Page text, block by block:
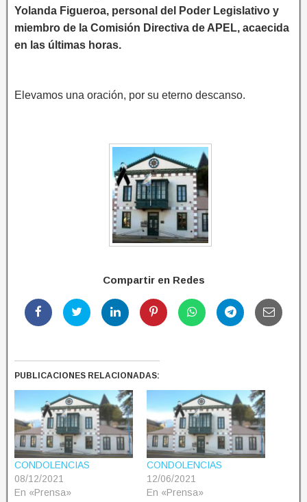
Yolanda Figueroa, personal del Poder Legislativo y
miembro de la Comisión Directiva de APEL, acaecida
en las últimas horas.
Elevamos una oración, por su eterno descanso.
Compartir en Redes
PUBLICACIONES RELACIONADAS:
CONDOLENCIAS
08/12/2021
En «Prensa»
CONDOLENCIAS
12/06/2021
En «Prensa»